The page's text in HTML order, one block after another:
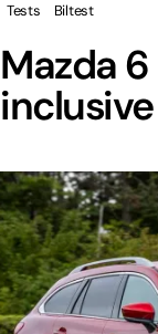
Mazda
inclusive
Tests Biltest